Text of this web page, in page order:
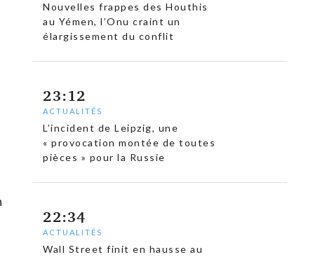
Nouvelles frappes des Houthis
au Yémen, l’Onu craint un
élargissement du conflit
23:12
ACTUALITÉS
L’incident de Leipzig, une
« provocation montée de toutes
pièces » pour la Russie
22:34
ACTUALITÉS
Wall Street finit en hausse au